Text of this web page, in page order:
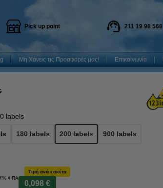
Pick up point 211 19 98 568
Μη Χάνεις τις Προσφορές μας! Επικοινωνία
labels
180 labels 200 labels 900 labels
ΦΠΑ
Τιμή ανά ετικέτα
0,098 €